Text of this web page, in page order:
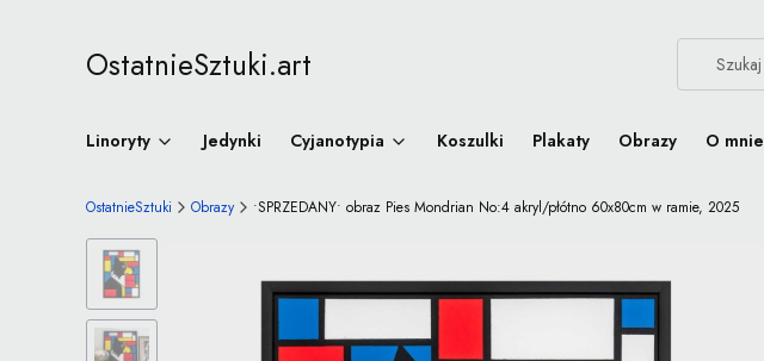
OstatnieSztuki.art
Linoryty Jedynki Cyjanotypia Koszulki Plakaty Obrazy O mnie
OstatnieSztuki Obrazy •SPRZEDANY• obraz Pies Mondrian No:4 akryl/płótno 60x80cm w ramie, 2025